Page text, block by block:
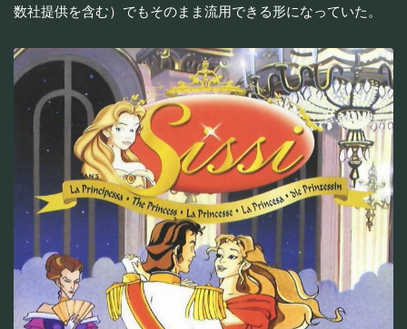
数社提供を含む）でもそのまま流用できる形になっていた。